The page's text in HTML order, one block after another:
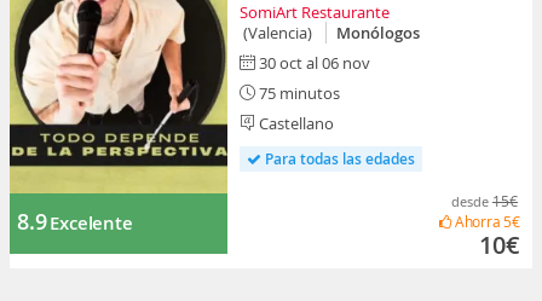
8.9Excelente
SomiArt Restaurante
(Valencia)
Monólogos
30 oct al 06 nov
75 minutos
Castellano
Para todas las edades
desde 15€
Ahorra5€
10€